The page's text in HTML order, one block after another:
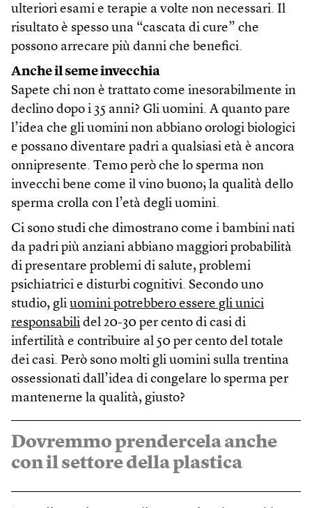
ulteriori esami e terapie a volte non necessari. Il
risultato è spesso una “cascata di cure” che
possono arrecare più danni che benefici.
Anche il seme invecchia
Sapete chi non è trattato come inesorabilmente in
declino dopo i 35 anni? Gli uomini. A quanto pare
l’idea che gli uomini non abbiano orologi biologici
e possano diventare padri a qualsiasi età è ancora
onnipresente. Temo però che lo sperma non
invecchi bene come il vino buono; la qualità dello
sperma crolla con l’età degli uomini.
Ci sono studi che dimostrano come i bambini nati
da padri più anziani abbiano maggiori probabilità
di presentare problemi di salute, problemi
psichiatrici e disturbi cognitivi. Secondo uno
studio, gli uomini potrebbero essere gli unici
responsabili del 20-30 per cento di casi di
infertilità e contribuire al 50 per cento del totale
dei casi. Però sono molti gli uomini sulla trentina
ossessionati dall’idea di congelare lo sperma per
mantenerne la qualità, giusto?
Dovremmo prendercela anche
con il settore della plastica